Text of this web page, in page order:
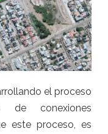
el proceso
de conexiones
este proceso, es